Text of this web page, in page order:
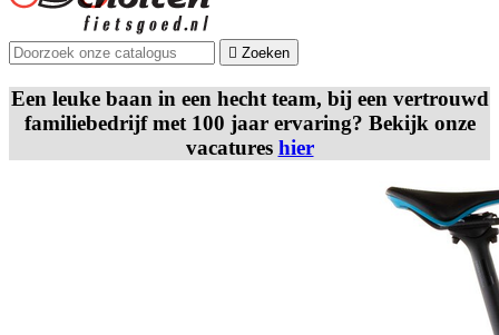
 Zoeken
Een leuke baan in een hecht team, bij een vertrouwd
familiebedrijf met 100 jaar ervaring? Bekijk onze
vacatures hier